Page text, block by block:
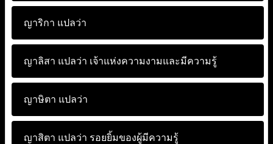
ญาริกา แปลว่า
ญาลิสา แปลว่า เจ้าแห่งความงามและมีความรู้
ญาษิตา แปลว่า
ญาสิตา แปลว่า รอยยิ้มของผู้มีความรู้